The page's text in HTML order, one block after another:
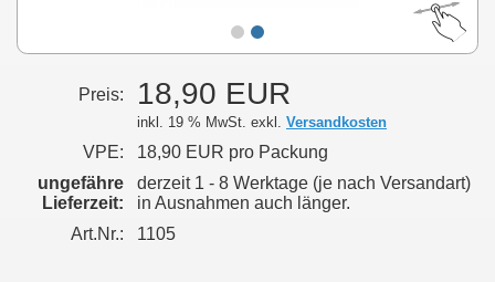
Preis: 18,90 EUR
inkl. 19 % MwSt. exkl. Versandkosten
VPE:
18,90 EUR pro Packung
ungefähre
Lieferzeit:
derzeit 1 - 8 Werktage (je nach Versandart)
in Ausnahmen auch länger.
Art.Nr.:
1105